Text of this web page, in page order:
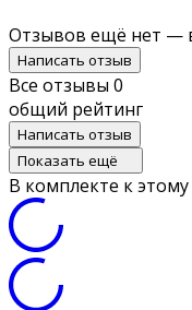
Отзывов ещё нет —
Написать отзыв
Все отзывы 0
общий рейтинг
Написать отзыв
Показать ещё
В комплекте к